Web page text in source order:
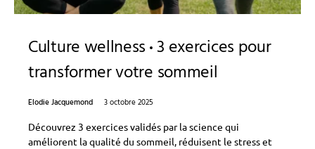
Culture wellness 3 exercices pour
transformer votre sommeil
Elodie Jacquemond
3 octobre 2025
Découvrez 3 exercices validés par la science qui
améliorent la qualité du sommeil, réduisent le stress et